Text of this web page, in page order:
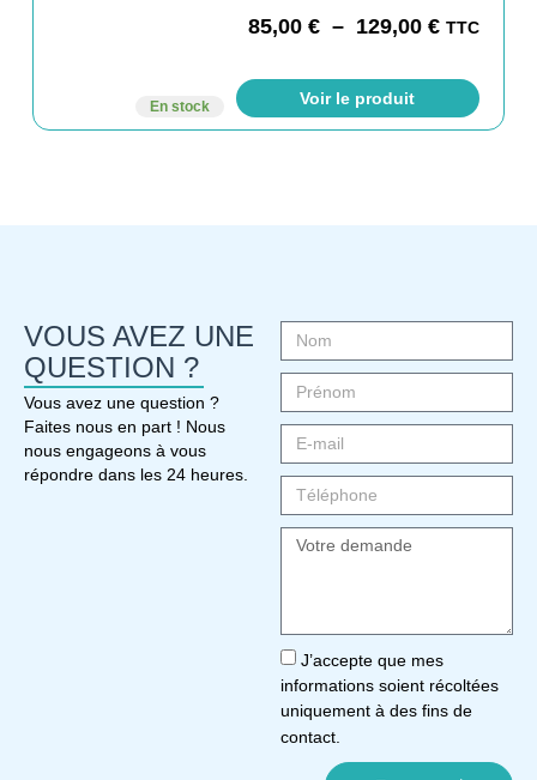
En stock
85,00€ – 129,00€ TTC
Voir le produit
VOUS AVEZ UNE
QUESTION ?
Vous avez une question ?
Faites nous en part ! Nous
nous engageons à vous
répondre dans les 24 heures.
J’accepte que mes
informations soient récoltées
uniquement à des fins de
contact.